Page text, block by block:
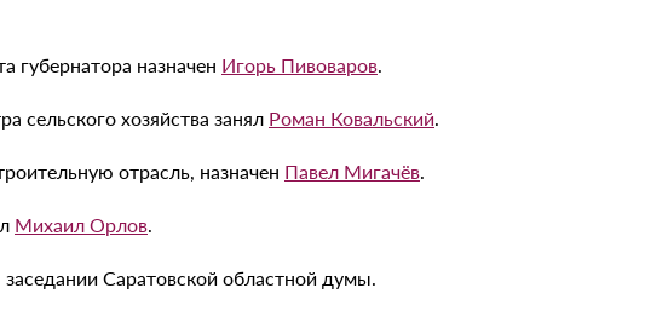
губернатора назначен Игорь Пивоваров.
сельского хозяйства занял Роман Ковальский.
отрасль, назначен Павел Мигачёв.
Михаил Орлов.
Саратовской областной думы.